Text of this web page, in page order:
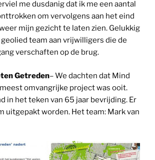
me dusdanig dat ik me een aantal
om vervolgens aan het eind
mijn gezicht te laten zien. Gelukkig
geolied team aan vrijwilligers die de
verschaften op de brug.
Getreden– We dachten dat Mind
omvangrijke project was ooit.
in het teken van 65 jaar bevrijding. Er
uitgepakt worden. Het team: Mark van